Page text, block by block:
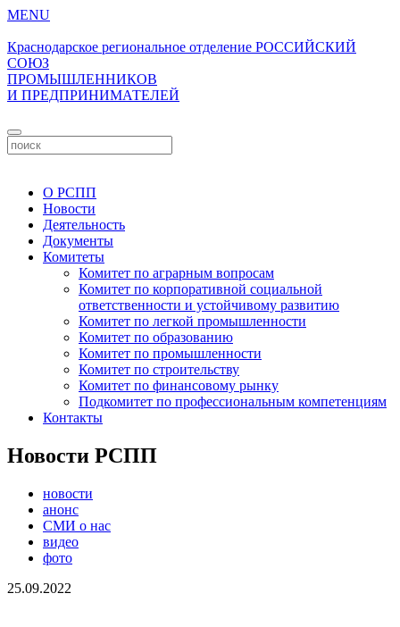
MENU
Краснодарское региональное отделение РОССИЙСКИЙ
СОЮЗ
ПРОМЫШЛЕННИКОВ
И ПРЕДПРИНИМАТЕЛЕЙ
О РСПП
Новости
Деятельность
Документы
Комитеты
Комитет по аграрным вопросам
Комитет по корпоративной социальной
ответственности и устойчивому развитию
Комитет по легкой промышленности
Комитет по образованию
Комитет по промышленности
Комитет по строительству
Комитет по финансовому рынку
Подкомитет по профессиональным компетенциям
Контакты
Новости РСПП
новости
анонс
СМИ о нас
видео
фото
25.09.2022